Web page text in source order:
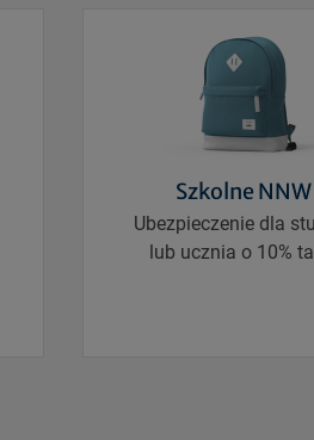
Szkolne NNW
Ubezpieczenie dla
lub ucznia o 10%